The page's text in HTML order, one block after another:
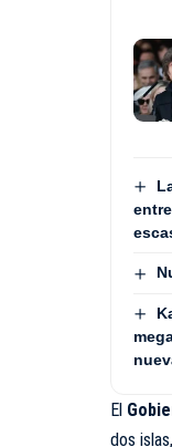
El
dos